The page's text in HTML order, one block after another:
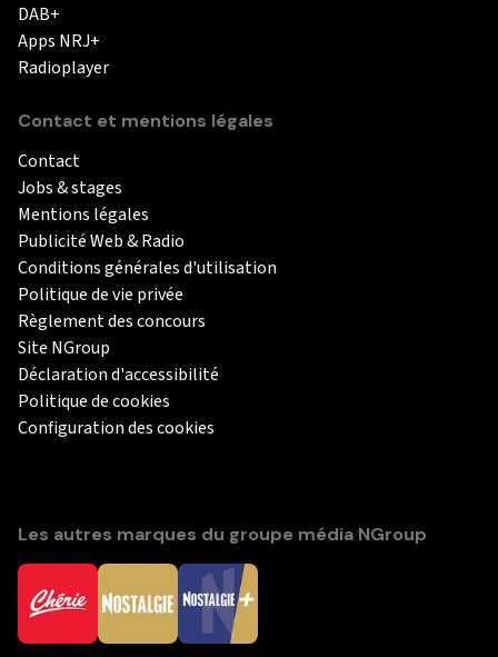
DAB+
Apps NRJ+
Radioplayer
Contact et mentions légales
Contact
Jobs & stages
Mentions légales
Publicité Web & Radio
Conditions générales d'utilisation
Politique de vie privée
Règlement des concours
Site NGroup
Déclaration d'accessibilité
Politique de cookies
Configuration des cookies
Les autres marques du groupe média NGroup